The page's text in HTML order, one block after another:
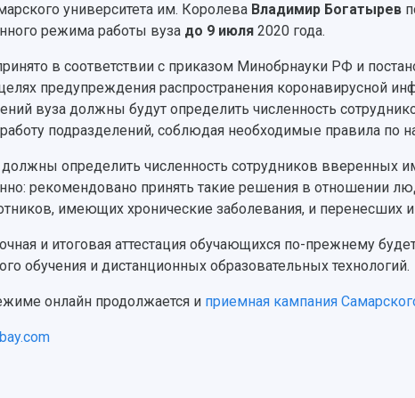
университета им. Королева Владимир Богатырев
режима работы вуза до 9 июля 2020 года.
в соответствии с приказом Минобрнауки РФ и
предупреждения распространения коронавирусной
вуза должны будут определить численность
работу подразделений, соблюдая необходимые правила по
определить численность сотрудников вверенных
рекомендовано принять такие решения в отношении
имеющих хронические заболевания, и перенесших
и итоговая аттестация обучающихся по-прежнему
обучения и дистанционных образовательных технологий.
онлайн продолжается и приемная кампания